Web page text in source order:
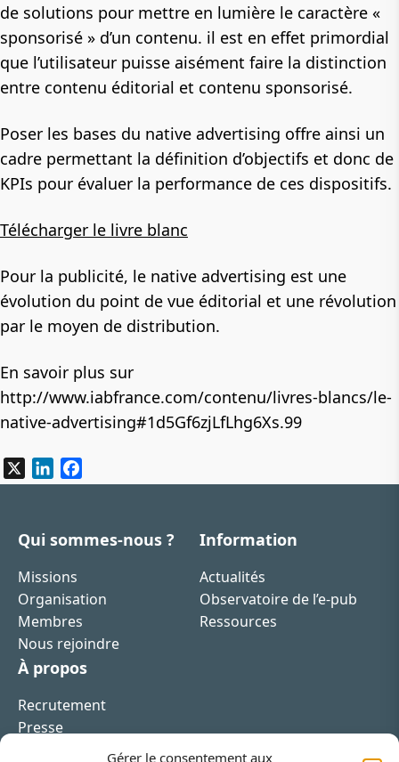
Gérer le consentement aux
de solutions pour mettre en lumière le caractère «
sponsorisé » d’un contenu. il est en effet primordial
que l’utilisateur puisse aisément faire la distinction
entre contenu éditorial et contenu sponsorisé.
Poser les bases du native advertising offre ainsi un
cadre permettant la définition d’objectifs et donc de
KPIs pour évaluer la performance de ces dispositifs.
Télécharger le livre blanc
Pour la publicité, le native advertising est une
évolution du point de vue éditorial et une révolution
par le moyen de distribution.
En savoir plus sur
http://www.iabfrance.com/contenu/livres-blancs/le-
native-advertising#1d5Gf6zjLfLhg6Xs.99
LinkedIn
Qui sommes-nous ?
Missions
Organisation
Membres
Nous rejoindre
Information
Actualités
Observatoire de l’e-pub
Ressources
À propos
Recrutement
Presse